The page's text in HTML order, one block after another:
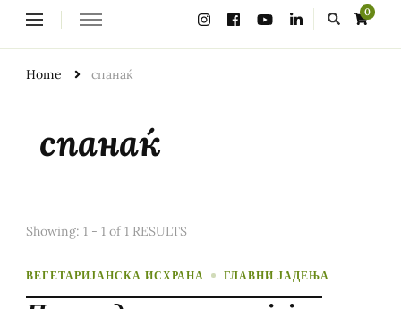
0
Home спанаќ
спанаќ
Showing: 1 - 1 of 1 RESULTS
ВЕГЕТАРИЈАНСКА ИСХРАНА ГЛАВНИ ЈАДЕЊА